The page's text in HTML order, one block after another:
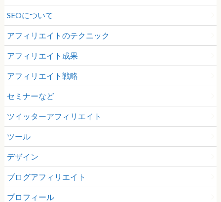
SEOについて
アフィリエイトのテクニック
アフィリエイト成果
アフィリエイト戦略
セミナーなど
ツイッターアフィリエイト
ツール
デザイン
ブログアフィリエイト
プロフィール